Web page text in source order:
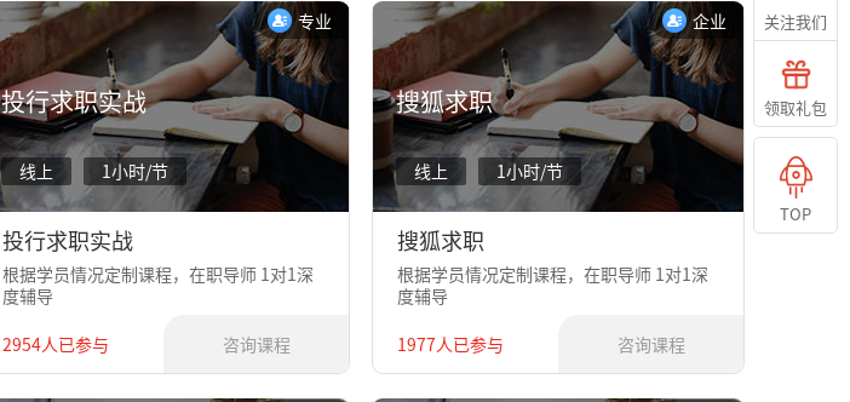
专业
投行求职实战
线上 1小时/节
投行求职实战
根据学员情况定制课程，在职导师 1对1深
度辅导
2954人已参与
咨询课程
企业
搜狐求职
线上 1小时/节
搜狐求职
根据学员情况定制课程，在职导师 1对1深
度辅导
1977人已参与
咨询课程
关注我们
领取礼包
TOP